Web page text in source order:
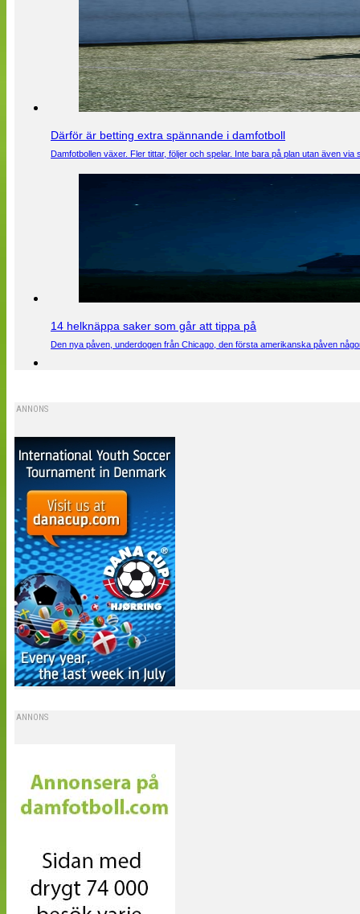
Därför är betting extra spännande i damfotboll
Damfotbollen växer. Fler tittar, följer och spelar. Inte bara på plan utan även
14 helknäppa saker som går att tippa på
Den nya påven, underdogen från Chicago, den första amerikanska påven
ANNONS
ANNONS